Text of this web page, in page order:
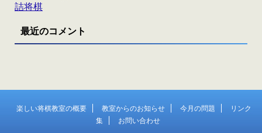
詰将棋
最近のコメント
楽しい将棋教室の概要 教室からのお知らせ 今月の問題
リンク
集
お問い合わせ